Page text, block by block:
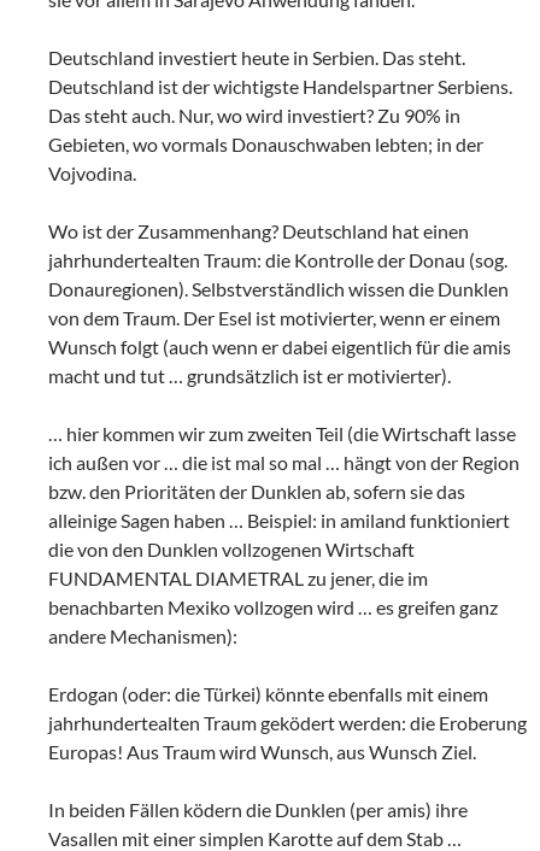
Deutschland investiert heute in Serbien. Das steht.
Deutschland ist der wichtigste Handelspartner Serbiens.
Das steht auch. Nur, wo wird investiert? Zu 90% in
Gebieten, wo vormals Donauschwaben lebten; in der
Vojvodina.
Wo ist der Zusammenhang? Deutschland hat einen
jahrhundertealten Traum: die Kontrolle der Donau (sog.
Donauregionen). Selbstverständlich wissen die Dunklen
von dem Traum. Der Esel ist motivierter, wenn er einem
Wunsch folgt (auch wenn er dabei eigentlich für die amis
macht und tut … grundsätzlich ist er motivierter).
… hier kommen wir zum zweiten Teil (die Wirtschaft lasse
ich außen vor … die ist mal so mal … hängt von der Region
bzw. den Prioritäten der Dunklen ab, sofern sie das
alleinige Sagen haben … Beispiel: in amiland funktioniert
die von den Dunklen vollzogenen Wirtschaft
FUNDAMENTAL DIAMETRAL zu jener, die im
benachbarten Mexiko vollzogen wird … es greifen ganz
andere Mechanismen):
Erdogan (oder: die Türkei) könnte ebenfalls mit einem
jahrhundertealten Traum geködert werden: die Eroberung
Europas! Aus Traum wird Wunsch, aus Wunsch Ziel.
In beiden Fällen ködern die Dunklen (per amis) ihre
Vasallen mit einer simplen Karotte auf dem Stab …